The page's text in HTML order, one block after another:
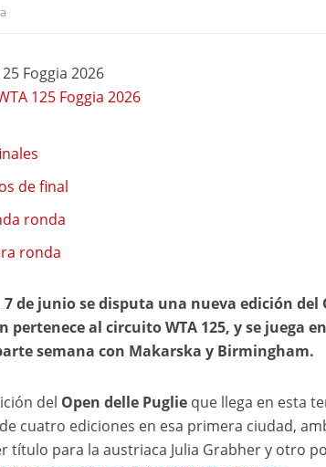
Foggia 2026
125 Foggia 2026
de final
ronda
ronda
7 de junio se disputa una nueva edición
pertenece al circuito WTA 125, y se juega
semana con Makarska y Birmingham.
del Open delle Puglieque llega en esta
cuatro ediciones en esa primera ciudad,
título para la austriaca Julia Grabher y otro